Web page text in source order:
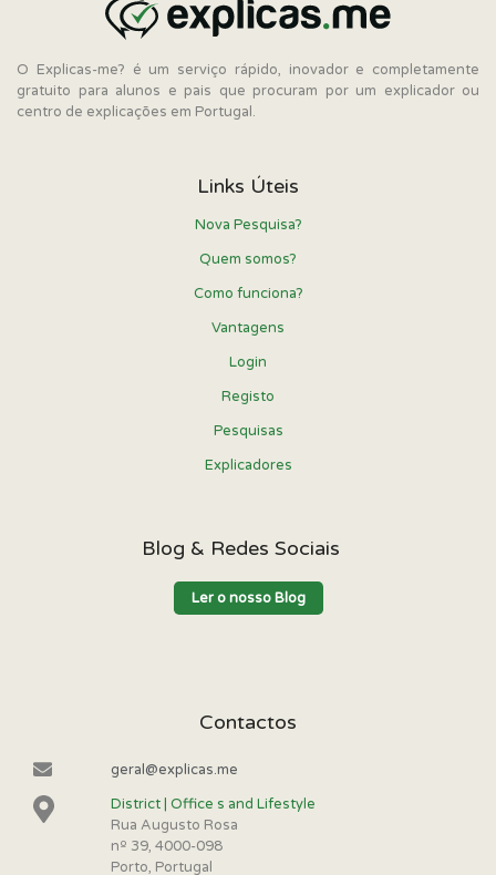
O Explicas-me? é um serviço rápido, inovador e completamente
gratuito para alunos e pais que procuram por um explicador ou
centro de explicações em Portugal.
Links Úteis
Nova Pesquisa?
Quem somos?
Como funciona?
Vantagens
Login
Registo
Pesquisas
Explicadores
Blog & Redes Sociais
Ler o nosso Blog
Contactos
geral@explicas.me
District | Office s and Lifestyle
Rua Augusto Rosa
nº 39, 4000-098
Porto, Portugal